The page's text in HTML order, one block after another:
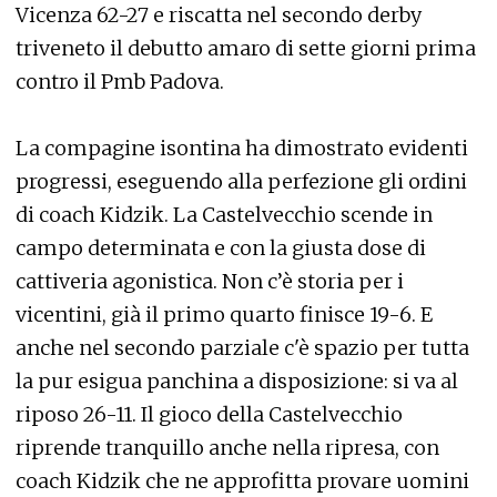
Vicenza 62-27 e riscatta nel secondo derby
triveneto il debutto amaro di sette giorni prima
contro il Pmb Padova.
La compagine isontina ha dimostrato evidenti
progressi, eseguendo alla perfezione gli ordini
di coach Kidzik. La Castelvecchio scende in
campo determinata e con la giusta dose di
cattiveria agonistica. Non c’è storia per i
vicentini, già il primo quarto finisce 19-6. E
anche nel secondo parziale c'è spazio per tutta
la pur esigua panchina a disposizione: si va al
riposo 26-11. Il gioco della Castelvecchio
riprende tranquillo anche nella ripresa, con
coach Kidzik che ne approfitta provare uomini